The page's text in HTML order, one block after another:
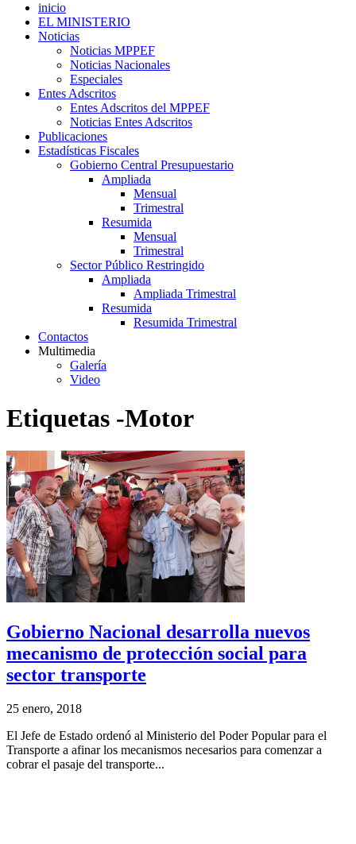
inicio
EL MINISTERIO
Noticias
Noticias MPPEF
Noticias Nacionales
Especiales
Entes Adscritos
Entes Adscritos del MPPEF
Noticias Entes Adscritos
Publicaciones
Estadísticas Fiscales
Gobierno Central Presupuestario
Ampliada
Mensual
Trimestral
Resumida
Mensual
Trimestral
Sector Público Restringido
Ampliada
Ampliada Trimestral
Resumida
Resumida Trimestral
Contactos
Multimedia
Galería
Video
Etiquetas -Motor
Gobierno Nacional desarrolla nuevos
mecanismo de protección social para
sector transporte
25 enero, 2018
El Jefe de Estado ordenó al Ministerio del Poder Popular para el
Transporte a afinar los mecanismos necesarios para comenzar a
cobrar el pasaje del transporte...